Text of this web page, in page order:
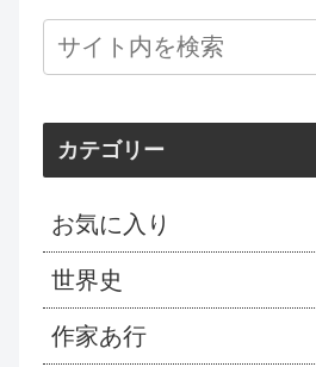
カテゴリー
お気に入り
世界史
作家あ行